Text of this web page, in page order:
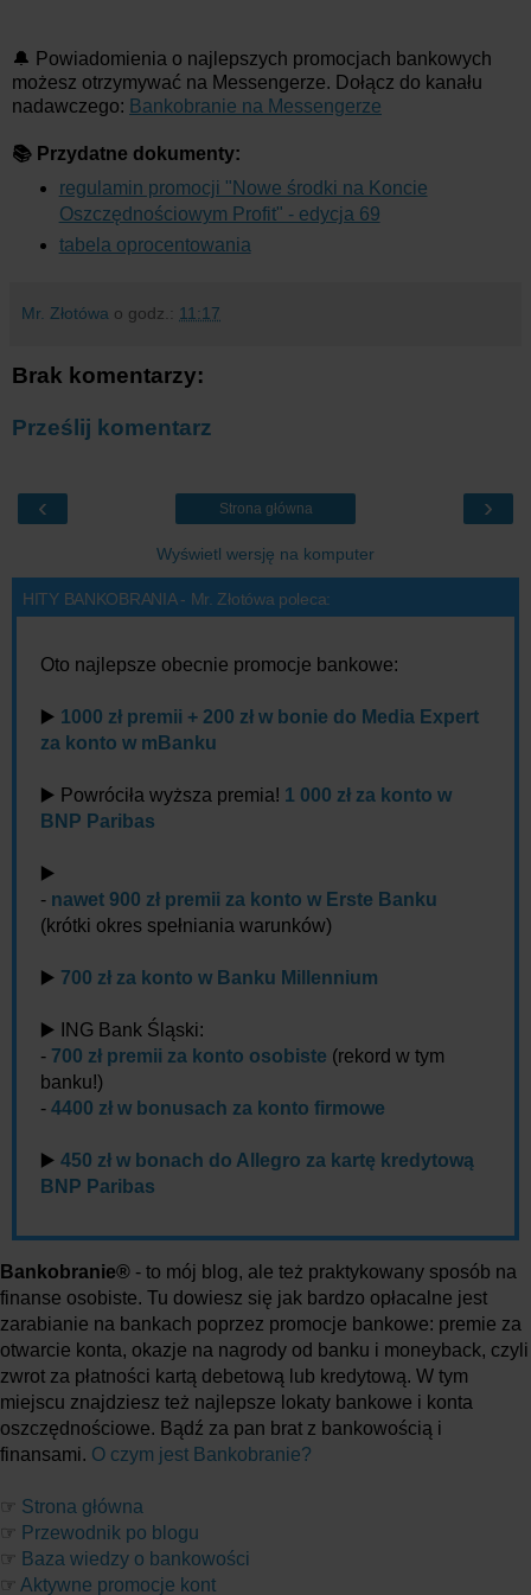
🔔 Powiadomienia o najlepszych promocjach bankowych
możesz otrzymywać na Messengerze. Dołącz do kanału
nadawczego: Bankobranie na Messengerze
📚 Przydatne dokumenty:
regulamin promocji "Nowe środki na Koncie
Oszczędnościowym Profit" - edycja 69
tabela oprocentowania
Mr. Złotówa o godz.: 11:17
Brak komentarzy:
Prześlij komentarz
‹ ›
Strona główna
Wyświetl wersję na komputer
HITY BANKOBRANIA - Mr. Złotówa poleca:
Oto najlepsze obecnie promocje bankowe:
▶️ 1000 zł premii + 200 zł w bonie do Media Expert
za konto w mBanku
▶️ Powróciła wyższa premia! 1 000 zł za konto w
BNP Paribas
▶️
- nawet 900 zł premii za konto w Erste Banku
(krótki okres spełniania warunków)
▶️ 700 zł za konto w Banku Millennium
▶️ ING Bank Śląski:
- 700 zł premii za konto osobiste (rekord w tym
banku!)
- 4400 zł w bonusach za konto firmowe
▶️ 450 zł w bonach do Allegro za kartę kredytową
BNP Paribas
Bankobranie® - to mój blog, ale też praktykowany sposób na
finanse osobiste. Tu dowiesz się jak bardzo opłacalne jest
zarabianie na bankach poprzez promocje bankowe: premie za
otwarcie konta, okazje na nagrody od banku i moneyback, czyli
zwrot za płatności kartą debetową lub kredytową. W tym
miejscu znajdziesz też najlepsze lokaty bankowe i konta
oszczędnościowe. Bądź za pan brat z bankowością i
finansami. O czym jest Bankobranie?
☞ Strona główna
☞ Przewodnik po blogu
☞ Baza wiedzy o bankowości
☞ Aktywne promocje kont